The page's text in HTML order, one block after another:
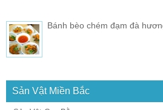
Bánh bèo chém đạm đà
Sản Vật Miền Bắc